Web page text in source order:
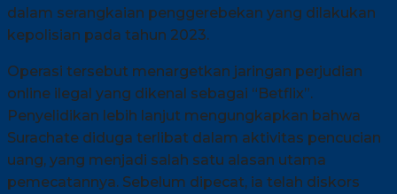
dalam serangkaian penggerebekan yang dilakukan
kepolisian pada tahun 2023.
Operasi tersebut menargetkan jaringan perjudian
online ilegal yang dikenal sebagai “Betflix”.
Penyelidikan lebih lanjut mengungkapkan bahwa
Surachate diduga terlibat dalam aktivitas pencucian
uang, yang menjadi salah satu alasan utama
pemecatannya. Sebelum dipecat, ia telah diskors